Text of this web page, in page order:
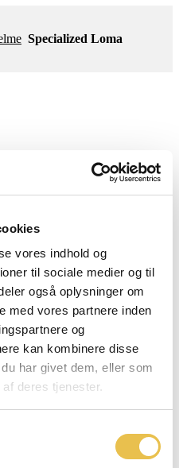
vores indhold og
til sociale medier og til
også oplysninger om
med vores partnere inden
og
kan kombinere disse
har givet dem, eller som
deres tjenester.
Specialized Loma